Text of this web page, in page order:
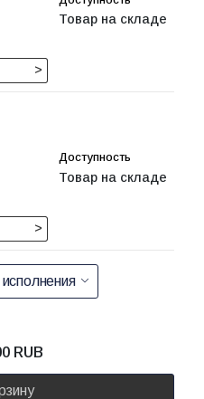
Товар на складе
>
Товар на складе
>
RUB